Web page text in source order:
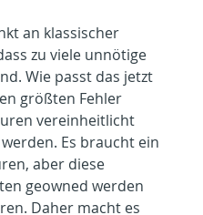
an klassischer
zu viele unnötige
Wie passt das jetzt
größten Fehler
vereinheitlicht
Es braucht ein
aber diese
geowned werden
Daher macht es